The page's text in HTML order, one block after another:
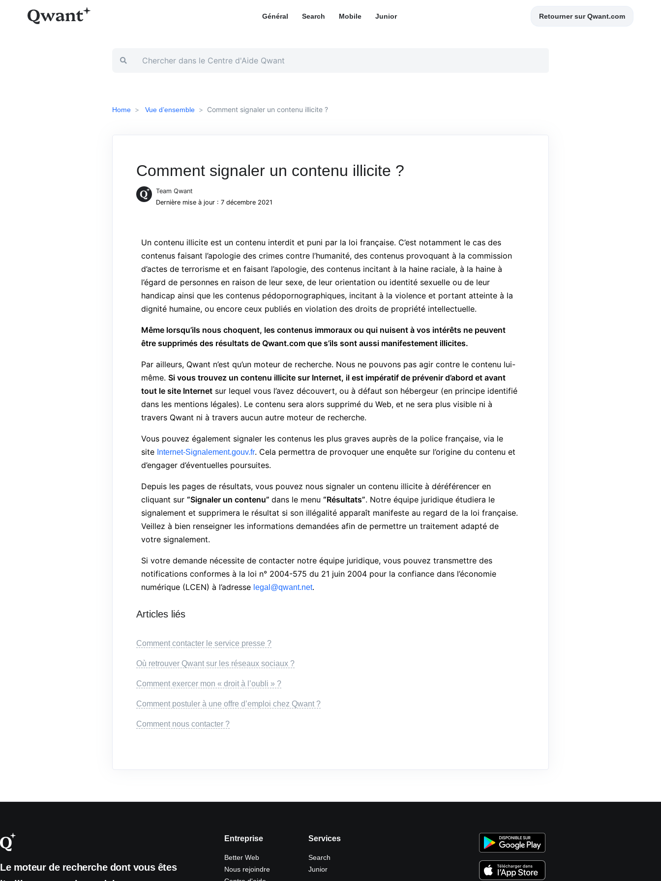
Général Search Mobile Junior ​ Retourner sur Qwant.com
Home Vue d’ensemble Comment signaler un contenu illicite ?
Comment signaler un contenu illicite ?
Team Qwant
Dernière mise à jour : 7 décembre 2021
Un contenu illicite est un contenu interdit et puni par la loi française. C’est notamment le cas des
contenus faisant l’apologie des crimes contre l’humanité, des contenus provoquant à la commission
d’actes de terrorisme et en faisant l’apologie, des contenus incitant à la haine raciale, à la haine à
l’égard de personnes en raison de leur sexe, de leur orientation ou identité sexuelle ou de leur
handicap ainsi que les contenus pédopornographiques, incitant à la violence et portant atteinte à la
dignité humaine, ou encore ceux publiés en violation des droits de propriété intellectuelle.
Même lorsqu’ils nous choquent, les contenus immoraux ou qui nuisent à vos intérêts ne peuvent
être supprimés des résultats de Qwant.com que s’ils sont aussi manifestement illicites.
Par ailleurs, Qwant n’est qu’un moteur de recherche. Nous ne pouvons pas agir contre le contenu lui-
même. Si vous trouvez un contenu illicite sur Internet, il est impératif de prévenir d’abord et avant
tout le site Internet sur lequel vous l’avez découvert, ou à défaut son hébergeur (en principe identifié
dans les mentions légales). Le contenu sera alors supprimé du Web, et ne sera plus visible ni à
travers Qwant ni à travers aucun autre moteur de recherche.
Vous pouvez également signaler les contenus les plus graves auprès de la police française, via le
site Internet-Signalement.gouv.fr. Cela permettra de provoquer une enquête sur l’origine du contenu et
d’engager d’éventuelles poursuites.
Depuis les pages de résultats, vous pouvez nous signaler un contenu illicite à déréférencer en
cliquant sur “Signaler un contenu” dans le menu “Résultats”. Notre équipe juridique étudiera le
signalement et supprimera le résultat si son illégalité apparaît manifeste au regard de la loi française.
Veillez à bien renseigner les informations demandées afin de permettre un traitement adapté de
votre signalement.
Si votre demande nécessite de contacter notre équipe juridique, vous pouvez transmettre des
notifications conformes à la loi n° 2004-575 du 21 juin 2004 pour la confiance dans l’économie
numérique (LCEN) à l’adresse legal@qwant.net.
Articles liés
Comment contacter le service presse ?
Où retrouver Qwant sur les réseaux sociaux ?
Comment exercer mon « droit à l’oubli » ?
Comment postuler à une offre d’emploi chez Qwant ?
Comment nous contacter ?
Le moteur de recherche dont vous êtes
Entreprise
Better Web
Nous rejoindre
Services
Search
Junior